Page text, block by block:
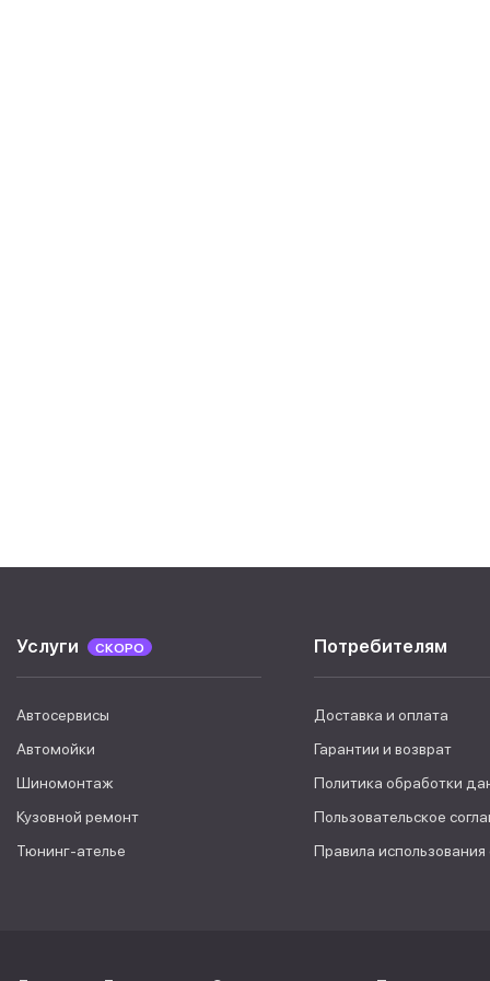
Услуги СКОРО
Автосервисы
Автомойки
Шиномонтаж
Кузовной ремонт
Тюнинг-ателье
Потребителям
Доставка и оплата
Гарантии и возврат
Политика обработки
Пользовательское
Правила использования